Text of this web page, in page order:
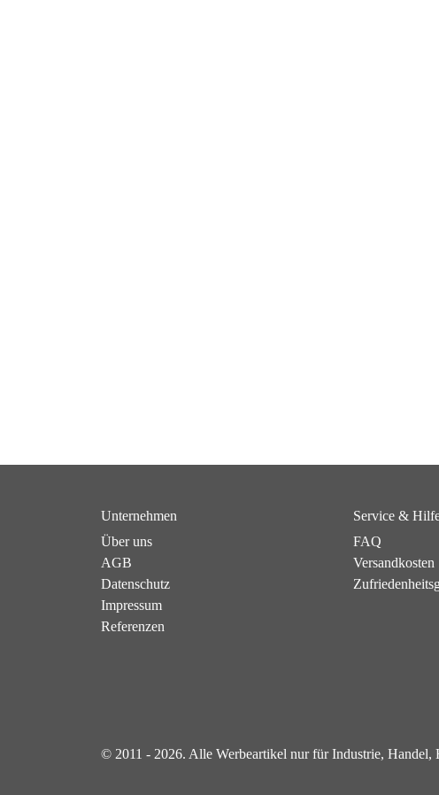
Unternehmen
Über uns
AGB
Datenschutz
Impressum
Referenzen
Service &
FAQ
Versandkosten
© 2011 - 2026. Alle Werbeartikel nur für Industrie, Handel,